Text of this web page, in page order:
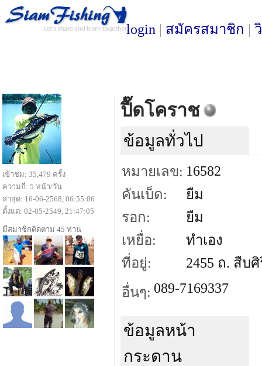
login | สมัครสมาชิก |
ปื๊ดโคราช
ข้อมูลทั่วไป
หมายเลข: 16582
คันเบ็ด:
ยืม
รอก:
ยืม
เหยื่อ:
ทำเอง
ที่อยู่:
2455 ถ. สืบ
อื่นๆ: 089-7169337
ข้อมูลหน้า
กระดาน
เข้าชม: 35,479 ครั้ง
ความถี่: 5 หน้า/วัน
ล่าสุด: 16-06-2568, 06:55:06
ตั้งแต่: 02-05-2549, 21:47:05
มีสมาชิกติดตาม 45 ท่าน